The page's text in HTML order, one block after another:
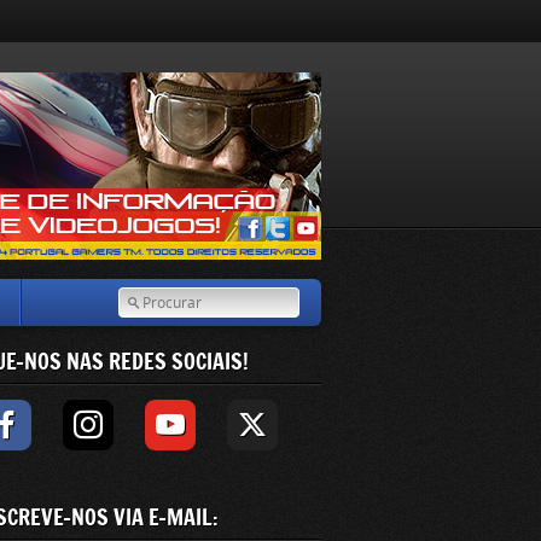
NOS NAS REDES SOCIAIS!
NOS VIA E-MAIL: